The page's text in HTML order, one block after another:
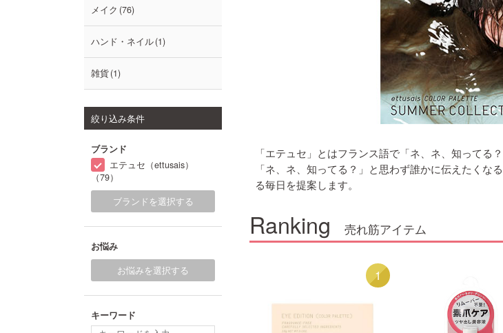
「エテュセ」とはフランス語で「ネ、ネ、知ってる？
「ネ、ネ、知ってる？」と思わず誰かに伝えたく
る毎日を提案します。
Ranking 売れ筋アイテム
1
メイク 76
ハンド・ネイル 1
雑貨 1
絞り込み条件
ブランド
エテュセ（ettusais）
（79）
ブランドを選択する
お悩み
お悩みを選択する
キーワード